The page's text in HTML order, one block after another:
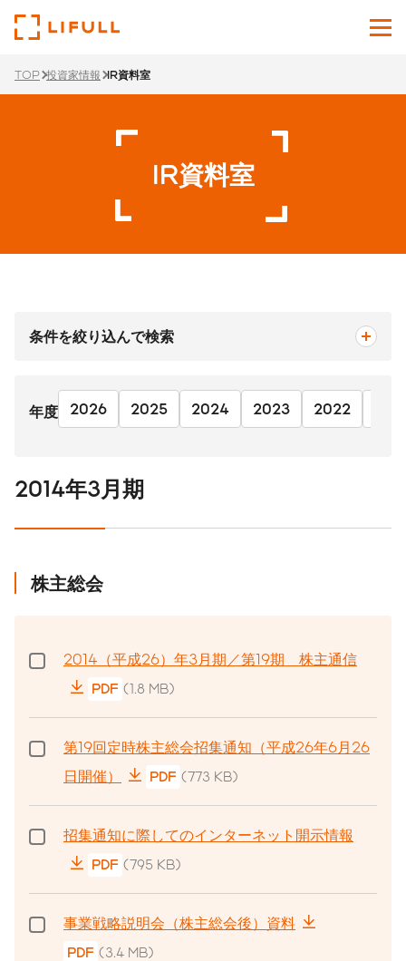
採用サイト
企業情報
TOP 投資家情報 IR資料室
IR資料室
条件を絞り込んで検索
年度 2026 2025 2024 2023 2022
2014年3月期
株主総会
2014（平成26）年3月期／第19期 株主通信
PDF (1.8 MB)
第19回定時株主総会招集通知（平成26年6月26
日開催）
PDF (773 KB)
招集通知に際してのインターネット開示情報
PDF (795 KB)
事業戦略説明会（株主総会後）資料
PDF (3.4 MB)